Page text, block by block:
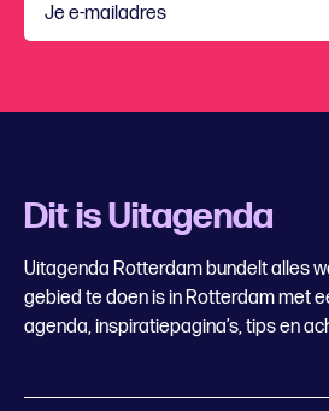
Je e-mailadres
Dit is Uitagenda
Uitagenda Rotterdam bundelt alles
gebied te doen is in Rotterdam met
agenda, inspiratiepagina’s, tips en